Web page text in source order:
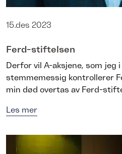
15.des 2023
Ferd-stiftelsen
Derfor vil A-aksjene, som jeg
stemmemessig kontrollerer
min død overtas av Ferd-
Les mer